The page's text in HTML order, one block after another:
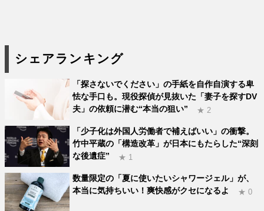
シェアランキング
「探さないでください」の手紙を自作自演する卑
怯な手口も。現役探偵が見抜いた「妻子を探すDV
夫」の依頼に潜む“本当の狙い”
★ 2
「少子化は外国人労働者で補えばいい」の衝撃。
竹中平蔵の「構造改革」が日本にもたらした“深刻
な後遺症”
★ 1
数量限定の「夏に使いたいシャワージェル」が、
本当に気持ちいい！爽快感がクセになるよ
★ 0